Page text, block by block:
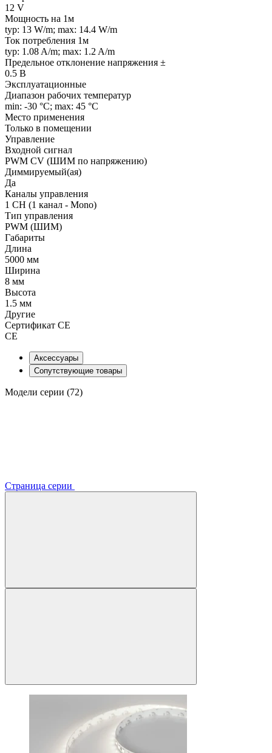
12 V
Мощность на 1м
typ: 13 W/m; max: 14.4 W/m
Ток потребления 1м
typ: 1.08 A/m; max: 1.2 A/m
Предельное отклонение напряжения ±
0.5 В
Эксплуатационные
Диапазон рабочих температур
min: -30 °C; max: 45 °C
Место применения
Только в помещении
Управление
Входной сигнал
PWM СV (ШИМ по напряжению)
Диммируемый(ая)
Да
Каналы управления
1 CH (1 канал - Mono)
Тип управления
PWM (ШИМ)
Габариты
Длина
5000 мм
Ширина
8 мм
Высота
1.5 мм
Другие
Сертификат CE
CE
Аксессуары
Сопутствующие товары
Модели серии (72)
Страница серии